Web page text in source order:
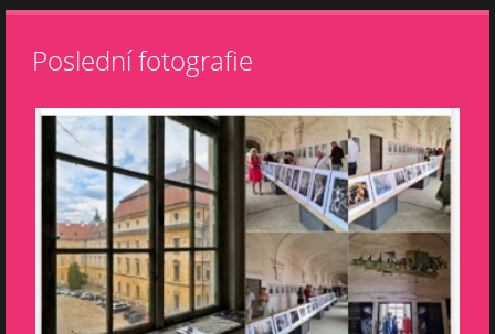
Poslední fotografie